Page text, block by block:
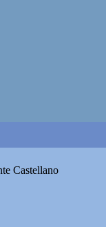
Castellano